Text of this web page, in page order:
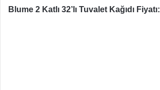
Blume 2 Katlı 32’lı Tuvalet Kağıdı Fiyatı: